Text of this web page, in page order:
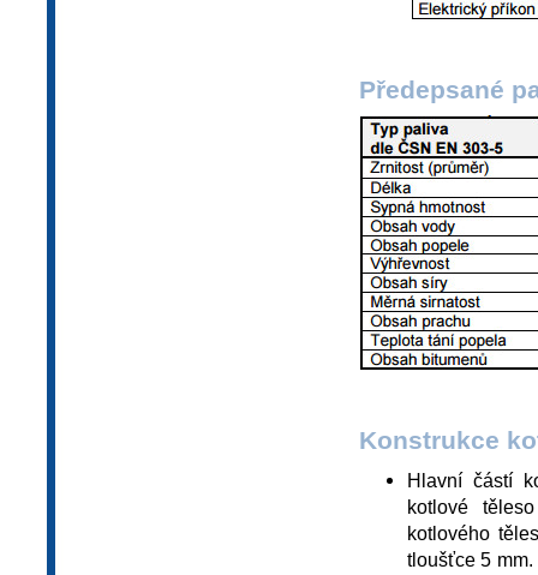
Předepsané
Konstrukce
Hlavní částí
kotlové
kotlového
tloušťce 5